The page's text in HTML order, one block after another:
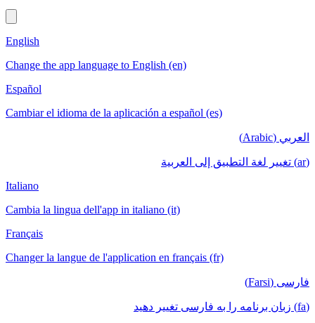
English
Change the app language to English (en)
Español
Cambiar el idioma de la aplicación a español (es)
العربي (Arabic)
(ar) تغيير لغة التطبيق إلى العربية
Italiano
Cambia la lingua dell'app in italiano (it)
Français
Changer la langue de l'application en français (fr)
فارسی (Farsi)
(fa) زبان برنامه را به فارسی تغییر دهید